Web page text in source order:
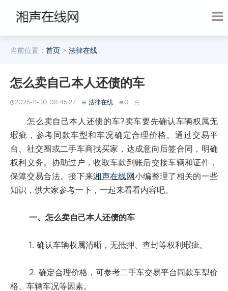
当前位置： 首页 > 法律在线
怎么卖自己本人还债的车
2025-11-30 08:45:27 法律在线 0
怎么卖自己本人还债的车?卖车要先确认车辆权属无
瑕疵，参考同款车型和车况确定合理价格。通过交易平
台、社交圈或二手车商找买家，达成意向后签合同，明确
权利义务。协助过户，收取车款到账后交接车辆和证件，
保障交易合法。接下来湘声在线网小编整理了相关的一些
知识，供大家参考一下，一起来看看内容吧。
一、怎么卖自己本人还债的车
1. 确认车辆权属清晰，无抵押、查封等权利瑕疵。
2. 确定合理价格，可参考二手车交易平台同款车型价
格、车辆车况等因素。